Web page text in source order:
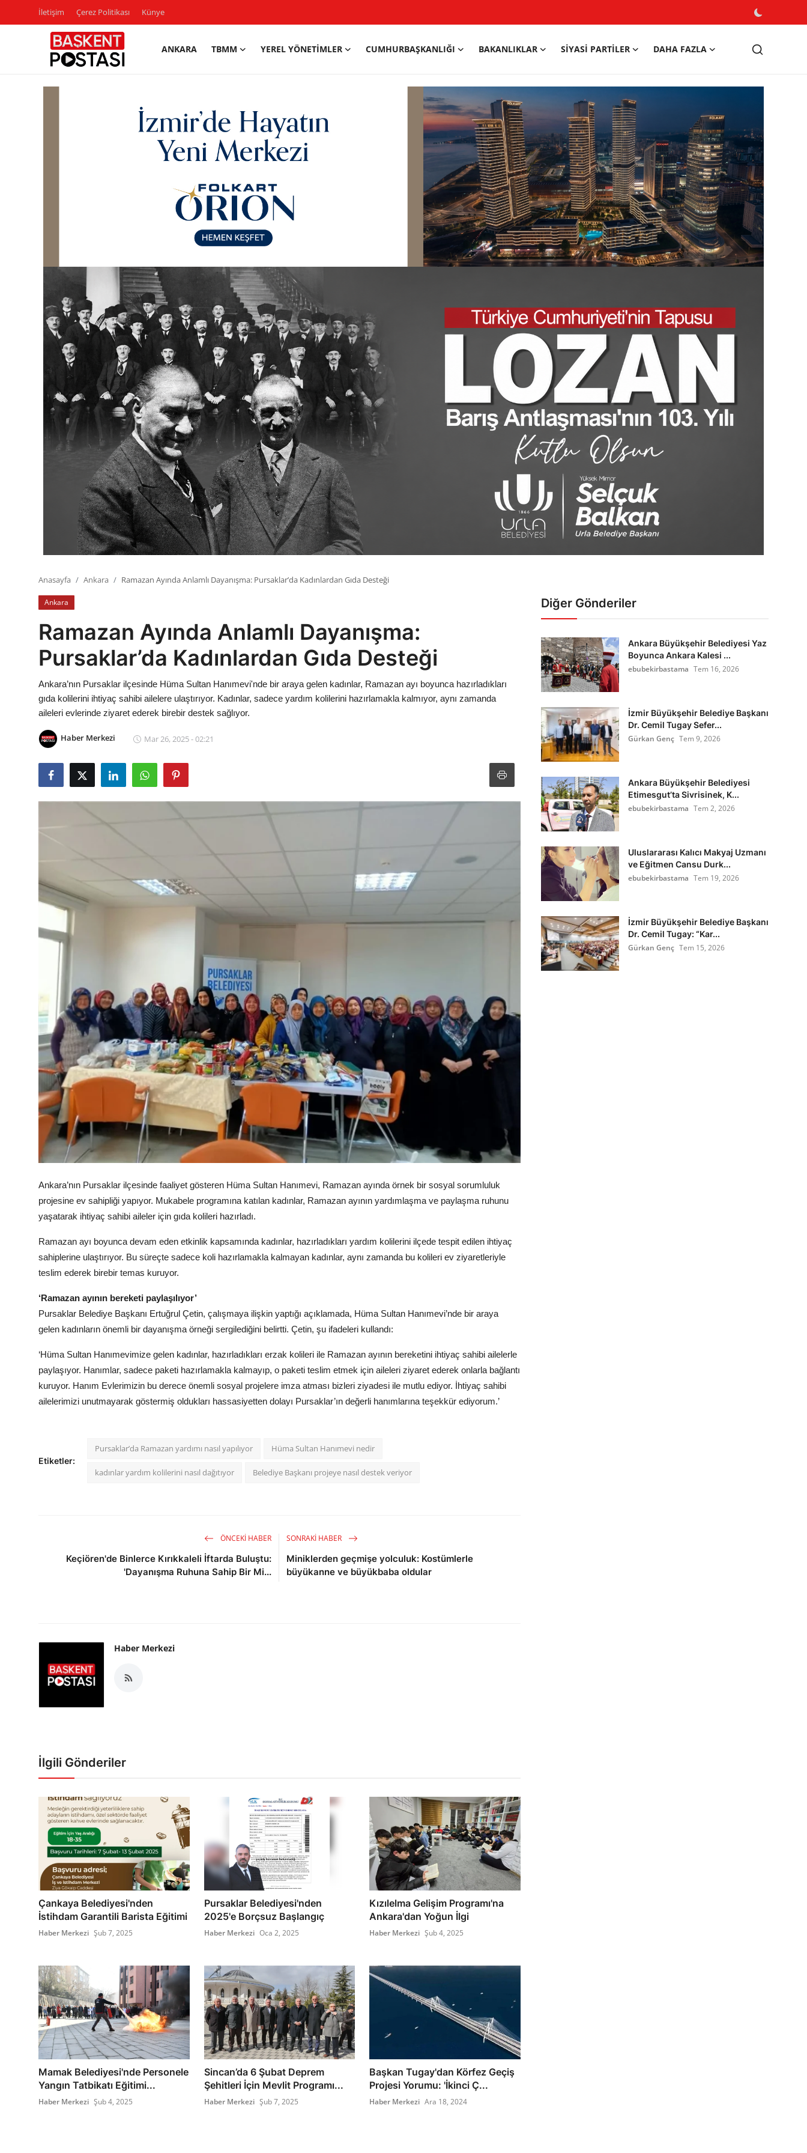
İletişim Çerez Politikası Künye
ANKARA TBMM YEREL YÖNETIMLER CUMHURBAŞKANLIĞI BAKANLIKLAR SIYASI PARTILER DAHA FAZLA
Bakanlıklar
Siyasi Partiler
Mülki İdare
Toplum ve Yaşam
Sivil Toplum Kuruluşları
Kamu Kurumları ve Üst Kurullar
Anasayfa Ankara Ramazan Ayında Anlamlı Dayanışma: Pursaklar’da Kadınlardan Gıda Desteği
Ankara
Ramazan Ayında Anlamlı Dayanışma:
Pursaklar’da Kadınlardan Gıda Desteği
Ankara’nın Pursaklar ilçesinde Hüma Sultan Hanımevi'nde bir araya gelen kadınlar, Ramazan ayı boyunca hazırladıkları
gıda kolilerini ihtiyaç sahibi ailelere ulaştırıyor. Kadınlar, sadece yardım kolilerini hazırlamakla kalmıyor, aynı zamanda
aileleri evlerinde ziyaret ederek birebir destek sağlıyor.
Haber Merkezi Mar 26, 2025 - 02:21
Ankara’nın Pursaklar ilçesinde faaliyet gösteren Hüma Sultan Hanımevi, Ramazan ayında örnek bir sosyal sorumluluk
projesine ev sahipliği yapıyor. Mukabele programına katılan kadınlar, Ramazan ayının yardımlaşma ve paylaşma ruhunu
yaşatarak ihtiyaç sahibi aileler için gıda kolileri hazırladı.
Ramazan ayı boyunca devam eden etkinlik kapsamında kadınlar, hazırladıkları yardım kolilerini ilçede tespit edilen ihtiyaç
sahiplerine ulaştırıyor. Bu süreçte sadece koli hazırlamakla kalmayan kadınlar, aynı zamanda bu kolileri ev ziyaretleriyle
teslim ederek birebir temas kuruyor.
‘Ramazan ayının bereketi paylaşılıyor’
Pursaklar Belediye Başkanı Ertuğrul Çetin, çalışmaya ilişkin yaptığı açıklamada, Hüma Sultan Hanımevi’nde bir araya
gelen kadınların önemli bir dayanışma örneği sergilediğini belirtti. Çetin, şu ifadeleri kullandı:
‘Hüma Sultan Hanımevimize gelen kadınlar, hazırladıkları erzak kolileri ile Ramazan ayının bereketini ihtiyaç sahibi ailelerle
paylaşıyor. Hanımlar, sadece paketi hazırlamakla kalmayıp, o paketi teslim etmek için aileleri ziyaret ederek onlarla bağlantı
kuruyor. Hanım Evlerimizin bu derece önemli sosyal projelere imza atması bizleri ziyadesi ile mutlu ediyor. İhtiyaç sahibi
ailelerimizi unutmayarak göstermiş oldukları hassasiyetten dolayı Pursaklar’ın değerli hanımlarına teşekkür ediyorum.’
Etiketler:
Pursaklar’da Ramazan yardımı nasıl yapılıyor Hüma Sultan Hanımevi nedir
kadınlar yardım kolilerini nasıl dağıtıyor Belediye Başkanı projeye nasıl destek veriyor
ÖNCEKI HABER
Keçiören'de Binlerce Kırıkkaleli İftarda Buluştu:
'Dayanışma Ruhuna Sahip Bir Mi...
SONRAKI HABER
Miniklerden geçmişe yolculuk: Kostümlerle
büyükanne ve büyükbaba oldular
Haber Merkezi
İlgili Gönderiler
Çankaya Belediyesi'nden
İstihdam Garantili Barista Eğitimi
Haber Merkezi Şub 7, 2025
Pursaklar Belediyesi'nden
2025'e Borçsuz Başlangıç
Haber Merkezi Oca 2, 2025
Kızılelma Gelişim Programı'na
Ankara'dan Yoğun İlgi
Haber Merkezi Şub 4, 2025
Mamak Belediyesi'nde Personele
Yangın Tatbikatı Eğitimi...
Haber Merkezi Şub 4, 2025
Sincan’da 6 Şubat Deprem
Şehitleri İçin Mevlit Programı...
Haber Merkezi Şub 7, 2025
Başkan Tugay'dan Körfez Geçiş
Projesi Yorumu: 'İkinci Ç...
Haber Merkezi Ara 18, 2024
Diğer Gönderiler
Ankara Büyükşehir Belediyesi Yaz
Boyunca Ankara Kalesi ...
ebubekirbastama Tem 16, 2026
İzmir Büyükşehir Belediye Başkanı
Dr. Cemil Tugay Sefer...
Gürkan Genç Tem 9, 2026
Ankara Büyükşehir Belediyesi
Etimesgut’ta Sivrisinek, K...
ebubekirbastama Tem 2, 2026
Uluslararası Kalıcı Makyaj Uzmanı
ve Eğitmen Cansu Durk...
ebubekirbastama Tem 19, 2026
İzmir Büyükşehir Belediye Başkanı
Dr. Cemil Tugay: “Kar...
Gürkan Genç Tem 15, 2026